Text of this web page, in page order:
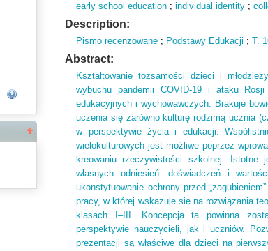
early school education ;individual identity ;
Description:
Pismo recenzowane ; Podstawy Edukacji ;T.
Abstract:
Kształtowanie tożsamości dzieci i
wybuchu pandemii COVID-19 i ataku
edukacyjnych i wychowawczych. Brakuje
uczenia się zarówno kulturę rodzimą ucznia
w perspektywie życia i edukacji.
wielokulturowych jest możliwe poprzez
kreowaniu rzeczywistości szkolnej. Istotne
własnych odniesień: doświadczeń i
ukonstytuowanie ochrony przed
pracy, w której wskazuje się na rozwiązania
klasach I–III. Koncepcja ta powinna
perspektywie nauczycieli, jak i uczniów.
prezentacji są właściwe dla dzieci na